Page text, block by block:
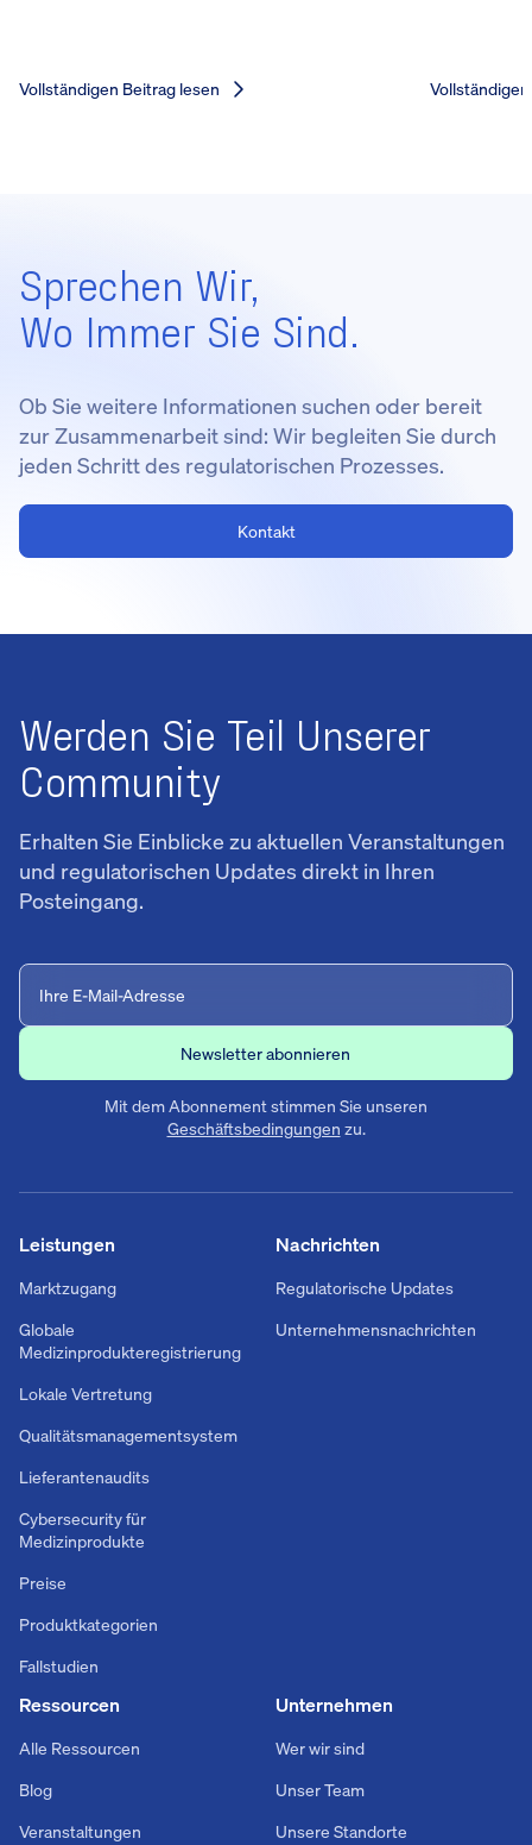
Vollständigen Beitrag lesen
Sprechen Wir,
Wo Immer Sie Sind.
Ob Sie weitere Informationen suchen oder bereit
zur Zusammenarbeit sind: Wir begleiten Sie durch
jeden Schritt des regulatorischen Prozesses.
Kontakt
Werden Sie Teil Unserer
Community
Erhalten Sie Einblicke zu aktuellen Veranstaltungen
und regulatorischen Updates direkt in Ihren
Posteingang.
Mit dem Abonnement stimmen Sie unseren
Geschäftsbedingungen zu.
Nachrichten
Regulatorische Updates
Unternehmensnachrichten
Leistungen
Marktzugang
Globale
Medizinprodukteregistrierung
Lokale Vertretung
Qualitätsmanagementsystem
Lieferantenaudits
Cybersecurity für
Medizinprodukte
Preise
Produktkategorien
Fallstudien
Ressourcen
Alle Ressourcen
Blog
Veranstaltungen
Unternehmen
Wer wir sind
Unser Team
Unsere Standorte